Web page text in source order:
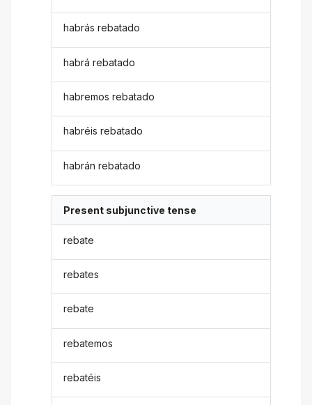
habrás rebatado
habrá rebatado
habremos rebatado
habréis rebatado
habrán rebatado
Present subjunctive tense
rebate
rebates
rebate
rebatemos
rebatéis